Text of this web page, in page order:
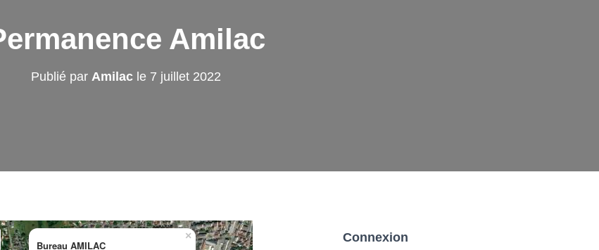
Amilac
Publié par Amilac le 7 juillet 2022
Bureau AMILAC
× Connexion